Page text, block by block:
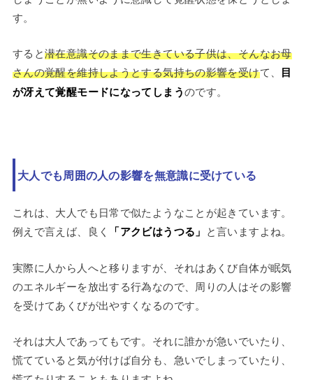
す。
すると潜在意識そのままで生きている子供は、そんなお母
さんの覚醒を維持しようとする気持ちの影響を受けて、 目
が冴えて覚醒モードになってしまうのです。
大人でも周囲の人の影響を無意識に受けている
これは、大人でも日常で似たようなことが起きています。
例えで言えば、良く
「アクビはうつる」 と言いますよね。
実際に人から人へと移りますが、それはあくび自体が眠気
のエネルギーを放出する行為なので、周りの人はその影響
を受けてあくびが出やすくなるのです。
それは大人であってもです。それに誰かが急いでいたり、
慌てていると気が付けば自分も、急いでしまっていたり、